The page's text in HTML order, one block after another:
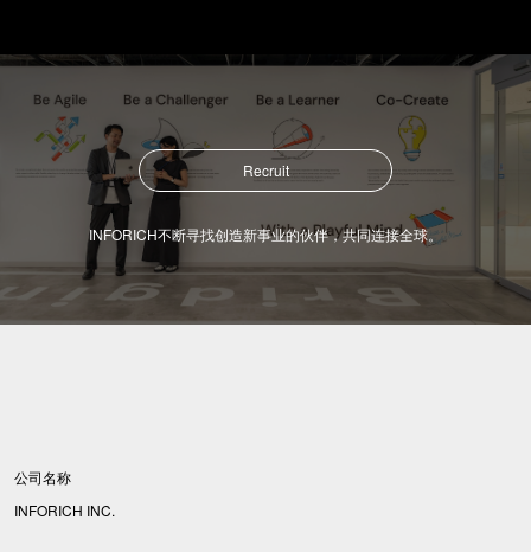
Recruit
INFORICH不断寻找创造新事业的伙伴，共同连接全球。
公司名称
INFORICH INC.